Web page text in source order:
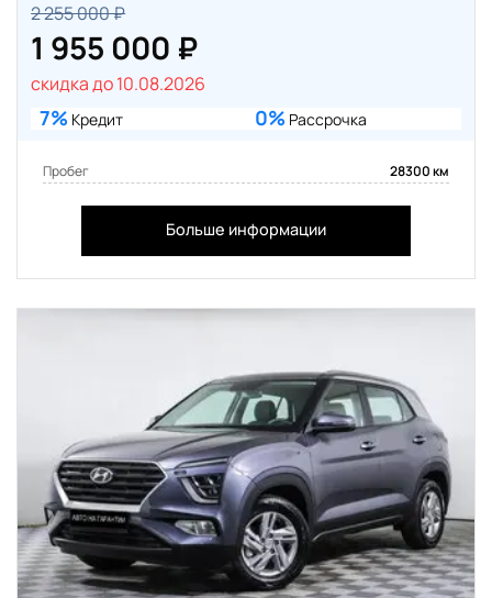
2 255 000 ₽
1 955 000 ₽
скидка до 10.08.2026
7% Кредит 0% Рассрочка
Пробег 28300 км
Больше информации